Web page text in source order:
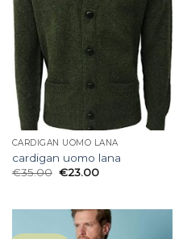
CARDIGAN UOMO LANA
cardigan uomo lana
€35.00 €23.00